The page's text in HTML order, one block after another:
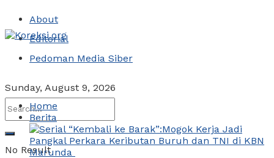
About
Editorial
Pedoman Media Siber
Sunday, August 9, 2026
No Result
Home
Berita